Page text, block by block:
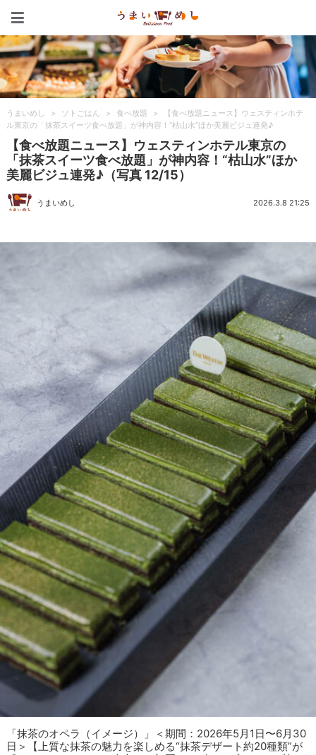
うまいめし > ソトごはん > 食べ放題 >
【食べ放題ニュース】ウェスティンホテ
ル東京の「抹茶スイーツ食べ放題」が神内容！“枯山水”ほか美麗ビジュ連発♪
【食べ放題ニュース】ウェスティンホテル東京の
「抹茶スイーツ食べ放題」が神内容！“枯山水”ほか
美麗ビジュ連発♪（写真 12/15）
うまいめし 2026.3.8 21:25
「抹茶のオペラ（イメージ）」＜期間：2026年5月1日〜6月30
日＞【上質な抹茶の魅力を楽しめる“抹茶デザート約20種類”が